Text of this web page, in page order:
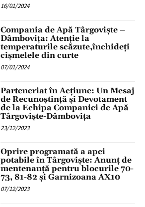
16/01/2024
Compania de Apă Târgoviște –
Dâmbovița: Atenție la
temperaturile scăzute,închideți
cișmelele din curte
07/01/2024
Parteneriat în Acțiune: Un Mesaj
de Recunoștință și Devotament
de la Echipa Companiei de Apă
Târgoviște-Dâmbovița
23/12/2023
Oprire programată a apei
potabile în Târgoviște: Anunț de
mentenanță pentru blocurile 70-
73, 81-82 și Garnizoana AX10
07/12/2023